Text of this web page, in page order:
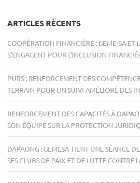
ARTICLES RÉCENTS
COOPÉRATION FINANCIÈRE : GEME-SA ET
S’ENGAGENT POUR L’INCLUSION
PURS : RENFORCEMENT DES
TERRAIN POUR UN SUIVI AMÉLIORÉ DES
RENFORCEMENT DES CAPACITÉS À
SON ÉQUIPE SUR LA PROTECTION
DAPAONG : GEMESA TIENT UNE SÉANCE
SES CLUBS DE PAIX ET DE LUTTE CONTRE